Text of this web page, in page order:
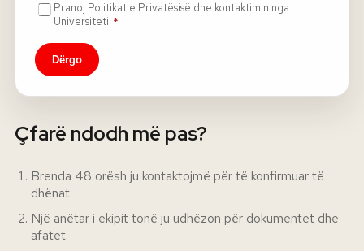
UMS Staff
LMS Canvas
Pranoj Politikat e Privatësisë dhe kontaktimin nga
Universiteti. *
Dërgo
Çfarë ndodh më pas?
Brenda 48 orësh ju kontaktojmë për të konfirmuar të
dhënat.
Një anëtar i ekipit tonë ju udhëzon për dokumentet dhe
afatet.